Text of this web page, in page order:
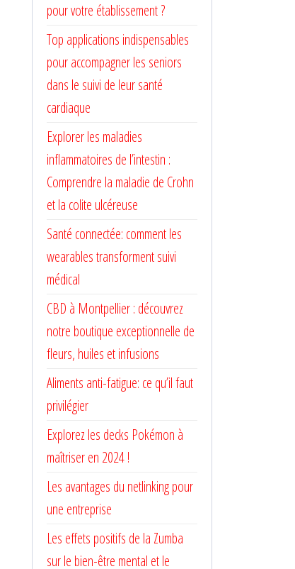
pour votre établissement ?
Top applications indispensables
pour accompagner les seniors
dans le suivi de leur santé
cardiaque
Explorer les maladies
inflammatoires de l’intestin :
Comprendre la maladie de Crohn
et la colite ulcéreuse
Santé connectée: comment les
wearables transforment suivi
médical
CBD à Montpellier : découvrez
notre boutique exceptionnelle de
fleurs, huiles et infusions
Aliments anti-fatigue: ce qu’il faut
privilégier
Explorez les decks Pokémon à
maîtriser en 2024 !
Les avantages du netlinking pour
une entreprise
Les effets positifs de la Zumba
sur le bien-être mental et le